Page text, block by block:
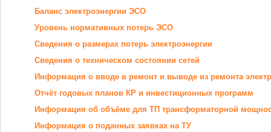
Баланс электроэнергии ЭСО
Уровень нормативных потерь ЭСО
Сведения о размерах потерь электроэнергии
Сведения о техническом состоянии сетей
Информация о вводе в ремонт и выводе из ремонта
Отчёт годовых планов КР и инвестиционных программ
Информация об объёме для ТП трансформаторной
Информация о поданных заявках на ТУ